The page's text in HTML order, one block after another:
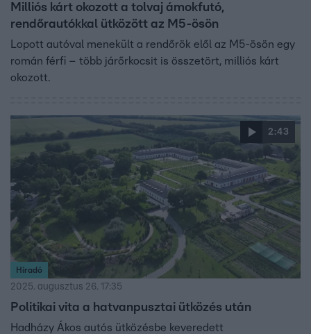
Milliós kárt okozott a tolvaj ámokfutó,
rendőrautókkal ütközött az M5-ösön
Lopott autóval menekült a rendőrök elől az M5-ösön egy
román férfi – több járőrkocsit is összetört, milliós kárt
okozott.
2:43
Híradó
2025. augusztus 26. 17:35
Politikai vita a hatvanpusztai ütközés után
Hadházy Ákos autós ütközésbe keveredett